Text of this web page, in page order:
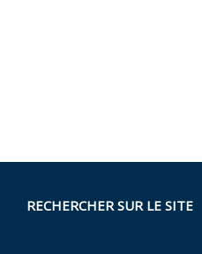
RECHERCHER SUR LE SITE